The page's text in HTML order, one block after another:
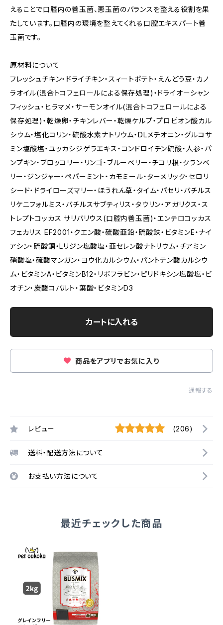
えることで口腔内の善玉菌、悪玉菌のバランスを整える役割を果
たしています。口腔内の環境を整えてくれる口腔エキスパート善
玉菌です。
原材料について
フレッシュチキン・ドライチキン・スィートポテト・えんどう豆・カノ
ラオイル(混合トコフェロールによる保存処理)・ドライオーシャン
フィッシュ・ヒラマメ・サーモンオイル(混合トコフェロールによる
保存処理)・乾燥卵・チキンレバー・乾燥ケルプ・プロピオン酸カル
シウム・塩化コリン・硫酸水素ナトリウム・DLメチオニン・グルコサ
ミン塩酸塩・ユッカシジゲラエキス・コンドロイチン硫酸・人参・パ
ンプキン・ブロッコリー・リンゴ・ブルーベリー・チコリ根・クランベ
リー・ジンジャー・ペパーミント・カモミール・ターメリック・セロリ
シード・ドライローズマリー・ほうれん草・タイム・パセリ・バチルス
リケニフォルミス・バチルスサブティリス・タウリン・アガリクス・ス
トレプトコッカス サリバリウス(口腔内善玉菌)・エンテロコッカス
フェカリス EF2001・クエン酸・硫酸亜鉛・硫酸鉄・ビタミンE・ナイ
アシン・硫酸銅・Lリジン塩酸塩・亜セレン酸ナトリウム・チアミン
硝酸塩・硫酸マンガン・ヨウ化カルシウム・パントテン酸カルシウ
ム・ビタミンA・ビタミンB12・リボフラビン・ピリドキシン塩酸塩・ビ
オチン・炭酸コバルト・葉酸・ビタミンD3
カートに入れる
商品をアプリでお気に入り
通報する
レビュー (206)
送料・配送方法について
お支払い方法について
最近チェックした商品